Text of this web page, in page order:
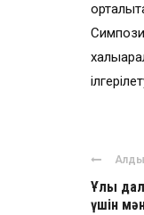
Ұлы
үшін